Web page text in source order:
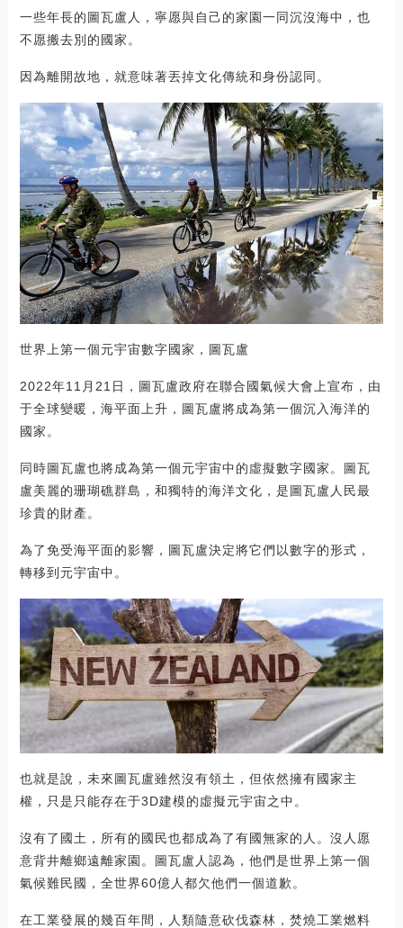
一些年長的圖瓦盧人，寧愿與自己的家園一同沉沒海中，也
不愿搬去別的國家。
因為離開故地，就意味著丟掉文化傳統和身份認同。
世界上第一個元宇宙數字國家，圖瓦盧
2022年11月21日，圖瓦盧政府在聯合國氣候大會上宣布，由
于全球變暖，海平面上升，圖瓦盧將成為第一個沉入海洋的
國家。
同時圖瓦盧也將成為第一個元宇宙中的虛擬數字國家。圖瓦
盧美麗的珊瑚礁群島，和獨特的海洋文化，是圖瓦盧人民最
珍貴的財產。
為了免受海平面的影響，圖瓦盧決定將它們以數字的形式，
轉移到元宇宙中。
也就是說，未來圖瓦盧雖然沒有領土，但依然擁有國家主
權，只是只能存在于3D建模的虛擬元宇宙之中。
沒有了國土，所有的國民也都成為了有國無家的人。沒人愿
意背井離鄉遠離家園。圖瓦盧人認為，他們是世界上第一個
氣候難民國，全世界60億人都欠他們一個道歉。
在工業發展的幾百年間，人類隨意砍伐森林，焚燒工業燃料